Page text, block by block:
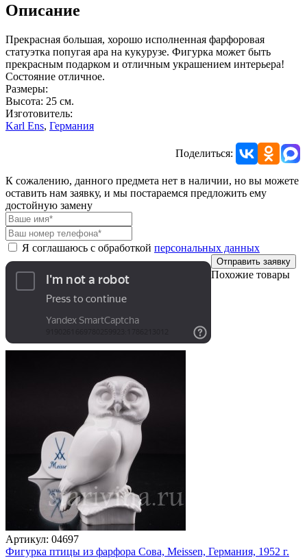
Описание
Прекрасная большая, хорошо исполненная фарфоровая
статуэтка попугая ара на кукурузе. Фигурка может быть
прекрасным подарком и отличным украшением интерьера!
Состояние отличное.
Размеры:
Высота: 25 см.
Изготовитель:
Karl Ens, Германия
Поделиться:
К сожалению, данного предмета нет в наличии, но вы можете
оставить нам заявку, и мы постараемся предложить ему
достойную замену
Я соглашаюсь с обработкой персональных данных
Отправить заявку
Похожие товары
Артикул: 04697
Фигурка птицы из фарфора Сова, Meissen, Германия, 1952 г.